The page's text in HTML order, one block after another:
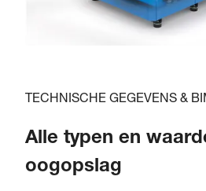
TECHNISCHE GEGEVENS &
Alle typen en
oogopslag